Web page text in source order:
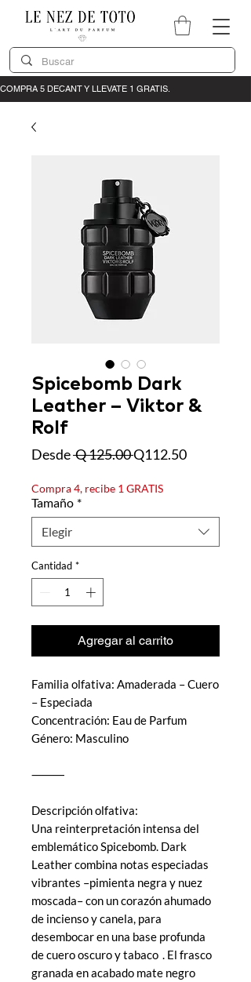
Spicebomb Dark
Leather – Viktor &
Rolf
Desde Q 125.00 Precio
Q112.50Precio
Compra 4, recibe 1 GRATIS
Tamaño *
Elegir
Cantidad *
Agregar al carrito
Familia olfativa: Amaderada – Cuero
– Especiada
Concentración: Eau de Parfum
Género: Masculino
⸻
Descripción olfativa:
Una reinterpretación intensa del
emblemático Spicebomb. Dark
Leather combina notas especiadas
vibrantes –pimienta negra y nuez
moscada– con un corazón ahumado
de incienso y canela, para
desembocar en una base profunda
de cuero oscuro y tabaco . El frasco
granada en acabado mate negro